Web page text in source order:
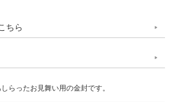
ちら
らったお見舞い用の金封です。